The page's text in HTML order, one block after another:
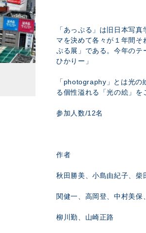
「あっぷる」は旧日本写
マを決めて各々が１年間そ
ぷる展」である。今年のテ
ひかりー」
「photography」とは光の
る個性溢れる「光の絵」を
参加人数/12名
作者
秋田勝美、小島由紀子、柴
関健一、高岡登、中村美保
柳川勤、山崎正路